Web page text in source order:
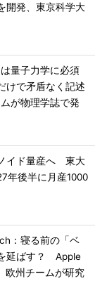
開発、東京科学大
量子力学に必須
で矛盾なく記述
が物理学誌で発
イド量産へ 東大
年後半に月産1000
：寝る前の「ベ
延ばす？ Apple
州チームが研究